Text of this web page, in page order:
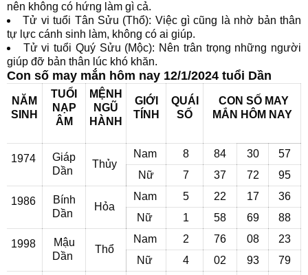
nên không có hứng làm gì cả.
Tử vi tuổi Tân Sửu (Thổ): Việc gì cũng là nhờ bản thân
tự lực cánh sinh làm, không có ai giúp.
Tử vi tuổi Quý Sửu (Mộc): Nên trân trọng những người
giúp đỡ bản thân lúc khó khăn.
Con số may mắn hôm nay 12/1/2024 tuổi Dần
NĂM
SINH
TUỔI
NẠP
ÂM
MỆNH
NGŨ
HÀNH
GIỚI
TÍNH
QUÁI
SỐ
CON SỐ MAY
MẮN HÔM NAY
1974
Giáp
Dần
Thủy
Nam 8 84 30
57
Nữ
7 37 72 95
1986
Bính
Dần
Hỏa
Nam 5 22 17
36
Nữ
1 58 69 88
1998
Mậu
Dần
Thổ
Nam 2 76 08
23
Nữ
4 02 93 79